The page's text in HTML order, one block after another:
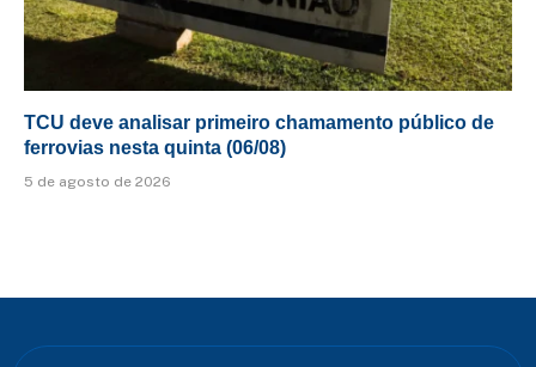
TCU deve analisar primeiro chamamento público de
ferrovias nesta quinta (06/08)
5 de agosto de 2026